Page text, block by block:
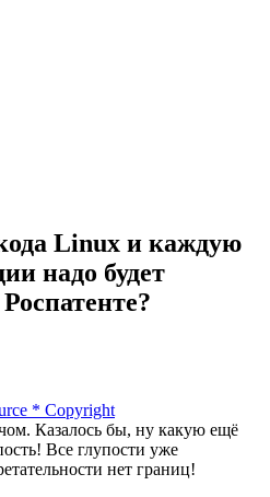
Linux и каждую
надо будет
* Copyright
Казалось бы, ну какую ещё
Все глупости уже
нет границ!